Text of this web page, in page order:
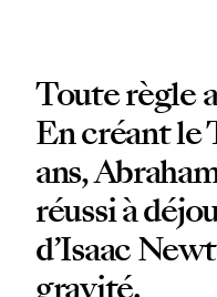
Toute règle
En créant le
ans,
réussi à
d’Isaac